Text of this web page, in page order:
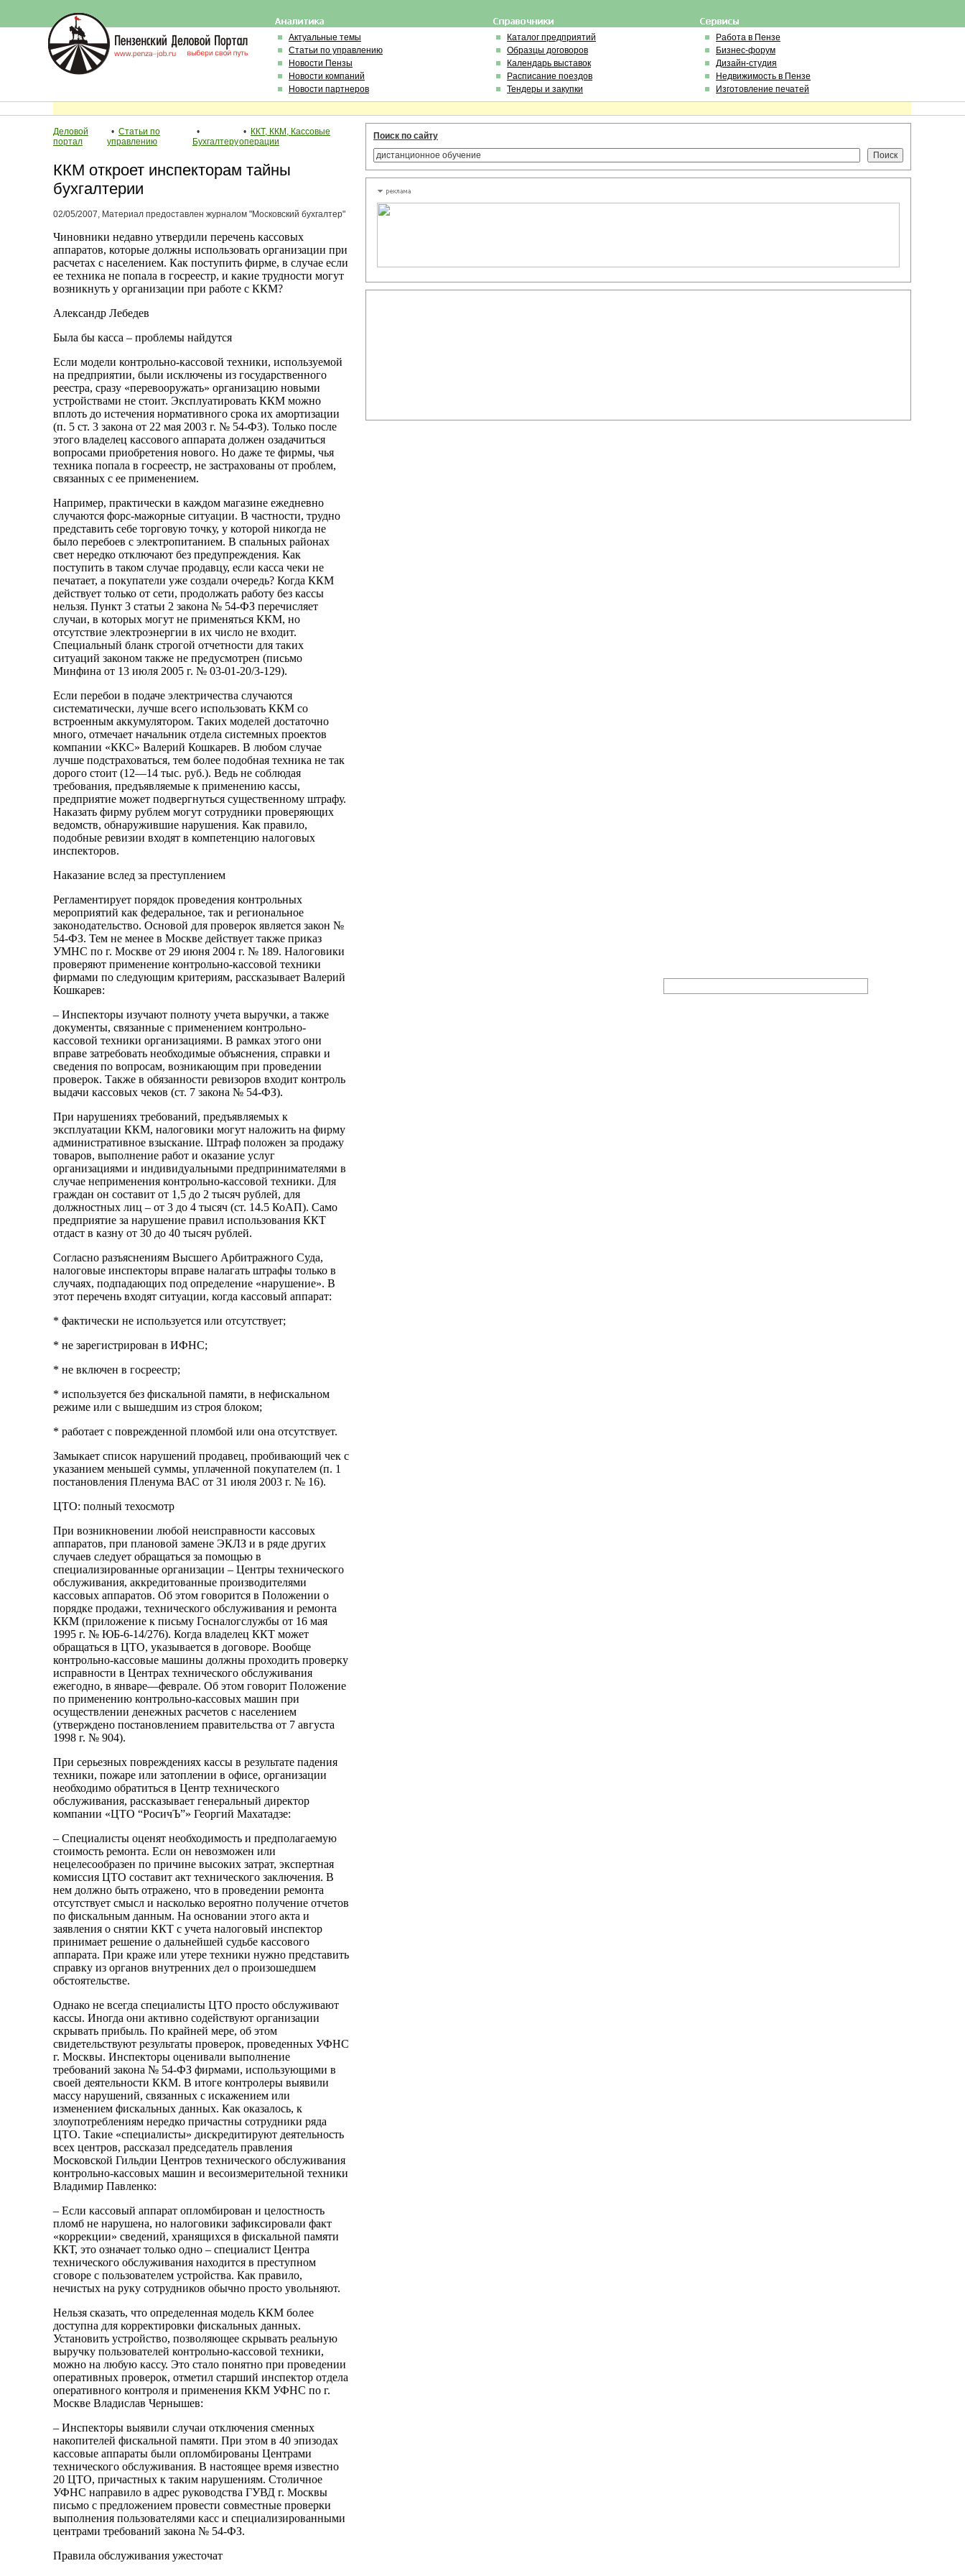
Актуальные темы
Статьи по управлению
Новости Пензы
Новости компаний
Новости партнеров
Каталог предприятий
Образцы договоров
Календарь выставок
Расписание поездов
Тендеры и закупки
Работа в Пензе
Бизнес-форум
Дизайн-студия
Недвижимость в Пензе
Изготовление печатей
Деловой
портал
• Статьи по
управлению
•
Бухгалтеру
• ККТ, ККМ, Кассовые
операции
ККМ откроет инспекторам тайны
бухгалтерии
02/05/2007, Материал предоставлен журналом "Московский бухгалтер"
Чиновники недавно утвердили перечень кассовых
аппаратов, которые должны использовать организации при
расчетах с населением. Как поступить фирме, в случае если
ее техника не попала в госреестр, и какие трудности могут
возникнуть у организации при работе с ККМ?
Александр Лебедев
Была бы касса – проблемы найдутся
Если модели контрольно-кассовой техники, используемой
на предприятии, были исключены из государственного
реестра, сразу «перевооружать» организацию новыми
устройствами не стоит. Эксплуатировать ККМ можно
вплоть до истечения нормативного срока их амортизации
(п. 5 ст. 3 закона от 22 мая 2003 г. № 54-ФЗ). Только после
этого владелец кассового аппарата должен озадачиться
вопросами приобретения нового. Но даже те фирмы, чья
техника попала в госреестр, не застрахованы от проблем,
связанных с ее применением.
Например, практически в каждом магазине ежедневно
случаются форс-мажорные ситуации. В частности, трудно
представить себе торговую точку, у которой никогда не
было перебоев с электропитанием. В спальных районах
свет нередко отключают без предупреждения. Как
поступить в таком случае продавцу, если касса чеки не
печатает, а покупатели уже создали очередь? Когда ККМ
действует только от сети, продолжать работу без кассы
нельзя. Пункт 3 статьи 2 закона № 54-ФЗ перечисляет
случаи, в которых могут не применяться ККМ, но
отсутствие электроэнергии в их число не входит.
Специальный бланк строгой отчетности для таких
ситуаций законом также не предусмотрен (письмо
Минфина от 13 июля 2005 г. № 03-01-20/3-129).
Если перебои в подаче электричества случаются
систематически, лучше всего использовать ККМ со
встроенным аккумулятором. Таких моделей достаточно
много, отмечает начальник отдела системных проектов
компании «ККС» Валерий Кошкарев. В любом случае
лучше подстраховаться, тем более подобная техника не так
дорого стоит (12—14 тыс. руб.). Ведь не соблюдая
требования, предъявляемые к применению кассы,
предприятие может подвергнуться существенному штрафу.
Наказать фирму рублем могут сотрудники проверяющих
ведомств, обнаружившие нарушения. Как правило,
подобные ревизии входят в компетенцию налоговых
инспекторов.
Наказание вслед за преступлением
Регламентирует порядок проведения контрольных
мероприятий как федеральное, так и региональное
законодательство. Основой для проверок является закон №
54-ФЗ. Тем не менее в Москве действует также приказ
УМНС по г. Москве от 29 июня 2004 г. № 189. Налоговики
проверяют применение контрольно-кассовой техники
фирмами по следующим критериям, рассказывает Валерий
Кошкарев:
– Инспекторы изучают полноту учета выручки, а также
документы, связанные с применением контрольно-
кассовой техники организациями. В рамках этого они
вправе затребовать необходимые объяснения, справки и
сведения по вопросам, возникающим при проведении
проверок. Также в обязанности ревизоров входит контроль
выдачи кассовых чеков (ст. 7 закона № 54-ФЗ).
При нарушениях требований, предъявляемых к
эксплуатации ККМ, налоговики могут наложить на фирму
административное взыскание. Штраф положен за продажу
товаров, выполнение работ и оказание услуг
организациями и индивидуальными предпринимателями в
случае неприменения контрольно-кассовой техники. Для
граждан он составит от 1,5 до 2 тысяч рублей, для
должностных лиц – от 3 до 4 тысяч (ст. 14.5 КоАП). Само
предприятие за нарушение правил использования ККТ
отдаст в казну от 30 до 40 тысяч рублей.
Согласно разъяснениям Высшего Арбитражного Суда,
налоговые инспекторы вправе налагать штрафы только в
случаях, подпадающих под определение «нарушение». В
этот перечень входят ситуации, когда кассовый аппарат:
* фактически не используется или отсутствует;
* не зарегистрирован в ИФНС;
* не включен в госреестр;
* используется без фискальной памяти, в нефискальном
режиме или с вышедшим из строя блоком;
* работает с поврежденной пломбой или она отсутствует.
Замыкает список нарушений продавец, пробивающий чек с
указанием меньшей суммы, уплаченной покупателем (п. 1
постановления Пленума ВАС от 31 июля 2003 г. № 16).
ЦТО: полный техосмотр
При возникновении любой неисправности кассовых
аппаратов, при плановой замене ЭКЛЗ и в ряде других
случаев следует обращаться за помощью в
специализированные организации – Центры технического
обслуживания, аккредитованные производителями
кассовых аппаратов. Об этом говорится в Положении о
порядке продажи, технического обслуживания и ремонта
ККМ (приложение к письму Госналогслужбы от 16 мая
1995 г. № ЮБ-6-14/276). Когда владелец ККТ может
обращаться в ЦТО, указывается в договоре. Вообще
контрольно-кассовые машины должны проходить проверку
исправности в Центрах технического обслуживания
ежегодно, в январе—феврале. Об этом говорит Положение
по применению контрольно-кассовых машин при
осуществлении денежных расчетов с населением
(утверждено постановлением правительства от 7 августа
1998 г. № 904).
При серьезных повреждениях кассы в результате падения
техники, пожаре или затоплении в офисе, организации
необходимо обратиться в Центр технического
обслуживания, рассказывает генеральный директор
компании «ЦТО “РосичЪ”» Георгий Махатадзе:
– Специалисты оценят необходимость и предполагаемую
стоимость ремонта. Если он невозможен или
нецелесообразен по причине высоких затрат, экспертная
комиссия ЦТО составит акт технического заключения. В
нем должно быть отражено, что в проведении ремонта
отсутствует смысл и насколько вероятно получение отчетов
по фискальным данным. На основании этого акта и
заявления о снятии ККТ с учета налоговый инспектор
принимает решение о дальнейшей судьбе кассового
аппарата. При краже или утере техники нужно представить
справку из органов внутренних дел о произошедшем
обстоятельстве.
Однако не всегда специалисты ЦТО просто обслуживают
кассы. Иногда они активно содействуют организации
скрывать прибыль. По крайней мере, об этом
свидетельствуют результаты проверок, проведенных УФНС
г. Москвы. Инспекторы оценивали выполнение
требований закона № 54-ФЗ фирмами, использующими в
своей деятельности ККМ. В итоге контролеры выявили
массу нарушений, связанных с искажением или
изменением фискальных данных. Как оказалось, к
злоупотреблениям нередко причастны сотрудники ряда
ЦТО. Такие «специалисты» дискредитируют деятельность
всех центров, рассказал председатель правления
Московской Гильдии Центров технического обслуживания
контрольно-кассовых машин и весоизмерительной техники
Владимир Павленко:
– Если кассовый аппарат опломбирован и целостность
пломб не нарушена, но налоговики зафиксировали факт
«коррекции» сведений, хранящихся в фискальной памяти
ККТ, это означает только одно – специалист Центра
технического обслуживания находится в преступном
сговоре с пользователем устройства. Как правило,
нечистых на руку сотрудников обычно просто увольняют.
Нельзя сказать, что определенная модель ККМ более
доступна для корректировки фискальных данных.
Установить устройство, позволяющее скрывать реальную
выручку пользователей контрольно-кассовой техники,
можно на любую кассу. Это стало понятно при проведении
оперативных проверок, отметил старший инспектор отдела
оперативного контроля и применения ККМ УФНС по г.
Москве Владислав Чернышев:
– Инспекторы выявили случаи отключения сменных
накопителей фискальной памяти. При этом в 40 эпизодах
кассовые аппараты были опломбированы Центрами
технического обслуживания. В настоящее время известно
20 ЦТО, причастных к таким нарушениям. Столичное
УФНС направило в адрес руководства ГУВД г. Москвы
письмо с предложением провести совместные проверки
выполнения пользователями касс и специализированными
центрами требований закона № 54-ФЗ.
Правила обслуживания ужесточат
Поиск по сайту